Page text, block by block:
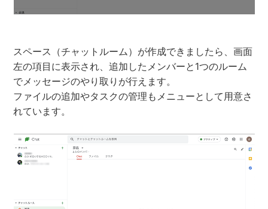
スペース（チャットルーム）が作成できましたら、画面
左の項目に表示され、追加したメンバーと1つのルーム
でメッセージのやり取りが行えます。
ファイルの追加やタスクの管理もメニューとして用意さ
れています。